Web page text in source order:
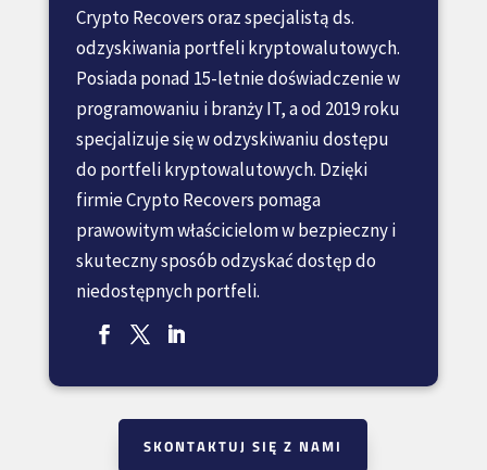
Crypto Recovers oraz specjalistą ds.
odzyskiwania portfeli kryptowalutowych.
Posiada ponad 15-letnie doświadczenie w
programowaniu i branży IT, a od 2019 roku
specjalizuje się w odzyskiwaniu dostępu
do portfeli kryptowalutowych. Dzięki
firmie Crypto Recovers pomaga
prawowitym właścicielom w bezpieczny i
skuteczny sposób odzyskać dostęp do
niedostępnych portfeli.
SKONTAKTUJ SIĘ Z NAMI